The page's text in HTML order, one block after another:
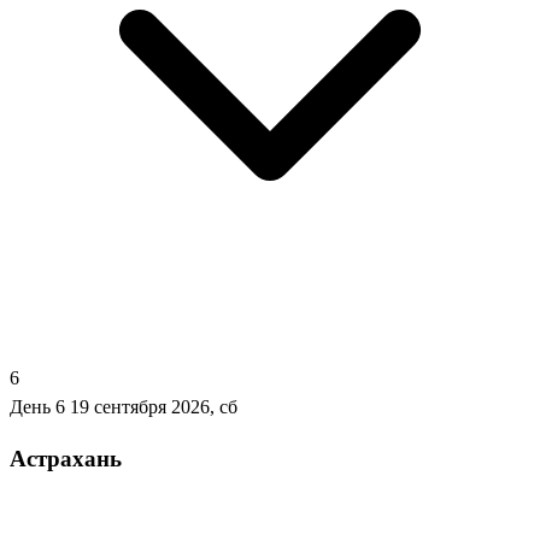
6
День 6 19 сентября 2026, сб
Астрахань